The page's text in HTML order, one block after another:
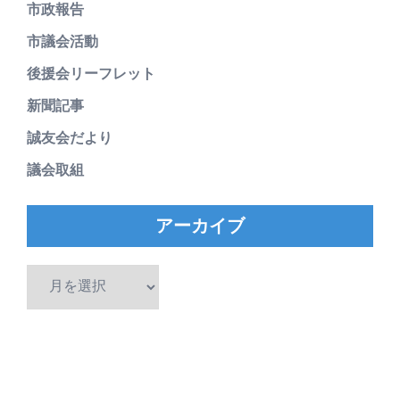
市政報告
市議会活動
後援会リーフレット
新聞記事
誠友会だより
議会取組
アーカイブ